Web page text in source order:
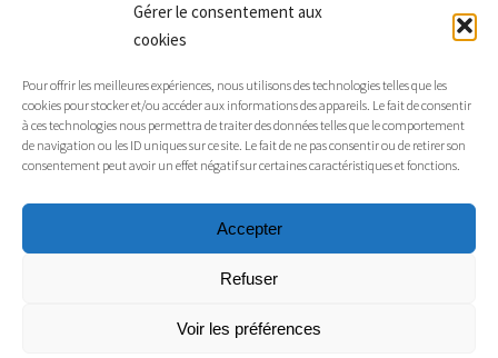
Gérer le consentement aux
cookies
Pour offrir les meilleures expériences, nous utilisons des technologies telles que les
cookies pour stocker et/ou accéder aux informations des appareils. Le fait de consentir
à ces technologies nous permettra de traiter des données telles que le comportement
de navigation ou les ID uniques sur ce site. Le fait de ne pas consentir ou de retirer son
consentement peut avoir un effet négatif sur certaines caractéristiques et fonctions.
Accepter
Refuser
Voir les préférences
Tél. 04 50 20 91 15
Mentions légales